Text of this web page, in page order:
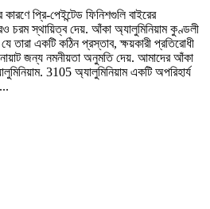
প্রি-পেইন্টেড ফিনিশগুলি বাইরের
চরম স্থায়িত্ব দেয়. আঁকা অ্যালুমিনিয়াম কুণ্ডলী
তারা একটি কঠিন প্রস্তাব, ক্ষয়কারী প্রতিরোধী
জন্য নমনীয়তা অনুমতি দেয়. আমাদের আঁকা
3105 অ্যালুমিনিয়াম একটি অপরিহার্য